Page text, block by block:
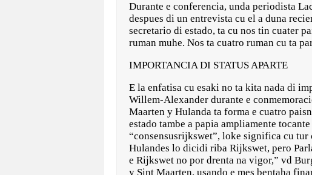
Durante e conferencia, unda periodista
despues di un entrevista cu el a duna
secretario di estado, ta cu nos tin cuater
ruman muhe. Nos ta cuatro ruman cu ta
IMPORTANCIA DI STATUS APARTE
E la enfatisa cu esaki no ta kita nada di
Willem-Alexander durante e
Maarten y Hulanda ta forma e cuatro
estado tambe a papia ampliamente
“consensusrijkswet”, loke significa cu tur
Hulandes lo dicidi riba Rijkswet, pero
e Rijkswet no por drenta na vigor,” vd
y Sint Maarten, usando e mes bentaha